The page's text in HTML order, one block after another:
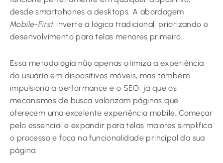
desde smartphones a desktops. A abordagem
Mobile-First inverte a lógica tradicional, priorizando o
desenvolvimento para telas menores primeiro.
Essa metodologia não apenas otimiza a experiência
do usuário em dispositivos móveis, mas também
impulsiona a performance e o SEO, já que os
mecanismos de busca valorizam páginas que
oferecem uma excelente experiência mobile. Começar
pelo essencial e expandir para telas maiores simplifica
o processo e foca na funcionalidade principal da sua
página.